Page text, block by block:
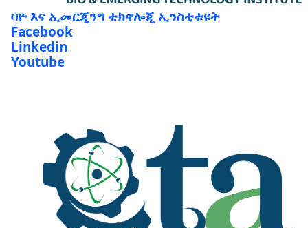
ባዮ እና ኢመርጂንግ ቴክኖሎጂ ኢንስቲቱዩት
Facebook
Linkedin
Youtube